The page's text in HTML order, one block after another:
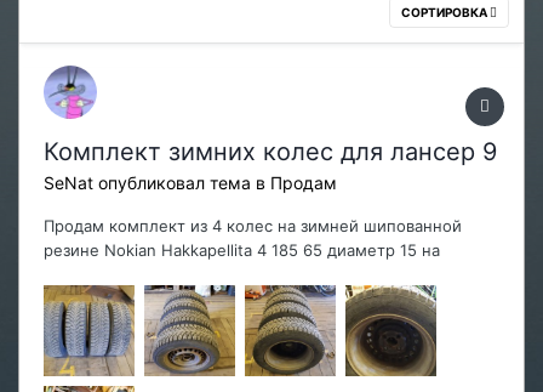
СОРТИРОВКА
Комплект зимних колес для лансер 9
SeNat опубликовал тема в Продам
Продам комплект из 4 колес на зимней шипованной
резине Nokian Hakkapellita 4 185 65 диаметр 15 на
рабочее. Остаток шипов процентов 50-60. Отходила 4
сезона, но пробег был небольшой. Еще сезона на 2
точно хватит, а может и больше. Все колеса отбал...